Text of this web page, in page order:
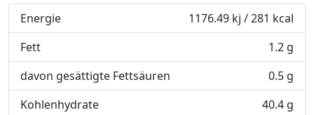
Energie
1176.49 kj / 281 kcal
Fett
1.2 g
davon gesättigte Fettsäuren
0.5 g
Kohlenhydrate
40.4 g